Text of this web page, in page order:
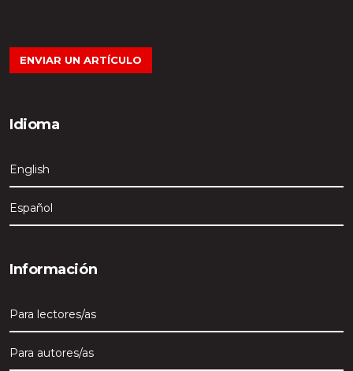
ENVIAR UN ARTÍCULO
Idioma
English
Español
Información
Para lectores/as
Para autores/as